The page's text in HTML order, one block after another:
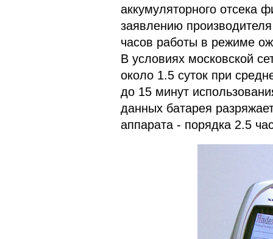
аккумуляторного отсека
заявлению
часов работы в режиме
В условиях московской
около 1.5 суток при
до 15 минут
данных батарея
аппарата - порядка 2.5